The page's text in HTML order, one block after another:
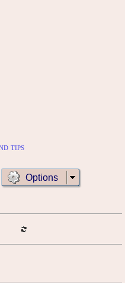
tips
Options